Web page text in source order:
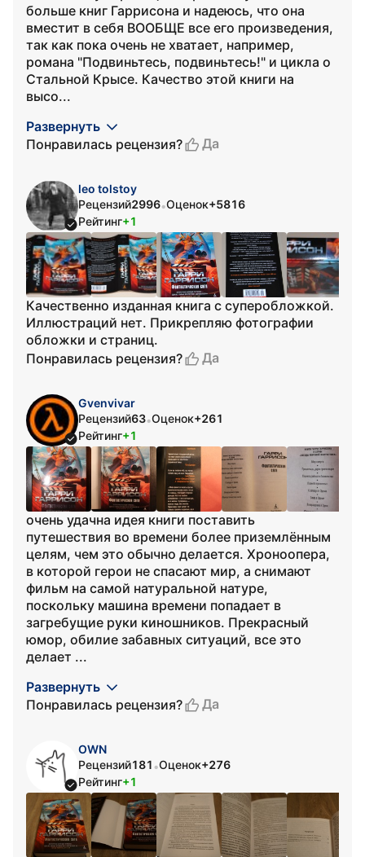
больше книг Гаррисона и надеюсь, что она
вместит в себя ВООБЩЕ все его произведения,
так как пока очень не хватает, например,
романа "Подвиньтесь, подвиньтесь!" и цикла о
Стальной Крысе. Качество этой книги на
высо...
Развернуть
Понравилась рецензия?
Да
leo tolstoy
Рецензий2996•Оценок+5816
Рейтинг+1
Качественно изданная книга с суперобложкой.
Иллюстраций нет. Прикрепляю фотографии
обложки и страниц.
Понравилась рецензия?
Да
Gvenvivar
Рецензий63•Оценок+261
Рейтинг+1
очень удачна идея книги поставить
путешествия во времени более приземлённым
целям, чем это обычно делается. Хроноопера,
в которой герои не спасают мир, а снимают
фильм на самой натуральной натуре,
поскольку машина времени попадает в
загребущие руки киношников. Прекрасный
юмор, обилие забавных ситуаций, все это
делает ...
Развернуть
Понравилась рецензия?
Да
OWN
Рецензий181 •Оценок+276
Рейтинг+1